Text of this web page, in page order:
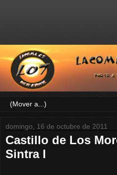
domingo, 16 de octubre de 2011
Castillo de Los
Sintra I